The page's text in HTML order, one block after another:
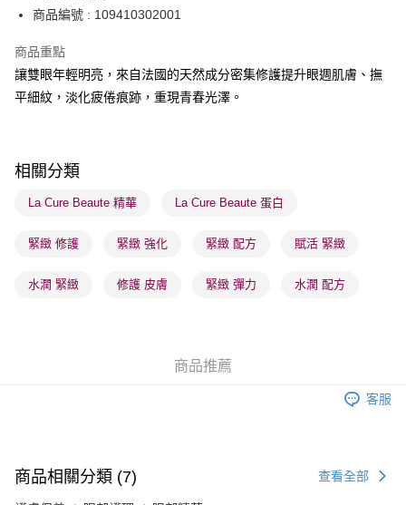
BoC Pay
送貨方式
順豐自助櫃 - 確認發貨後1-3個工作天送達
每筆HK$65.00，滿HK$300.00或以上免運費
每筆HK$65.00，滿HK$300.00或以上免運費
確認發貨後1-3 工作天送達，訂單將隨機分配至SF順豐速運或京東
每筆HK$65.00，滿HK$300.00或以上免運費
(香港門市) 只顯示可選門市。確認發貨後2-5個工作天到店，3天內
(澳門門市) 只顯示可選門市。確認發貨後2-5個工作天到店，3天內
商品編號 : 109410302001
商品重點
讓雙眼年輕明亮，來自法國的天然成分密集修護提升眼週肌膚、撫
平細紋，淡化疲倦痕跡，重現青春光澤。
相關分類
La Cure Beaute 精華 La Cure Beaute 蛋白
緊緻 修護 緊緻 強化 緊緻 配方 賦活 緊緻
水潤 緊緻 修護 皮膚 緊緻 彈力 水潤 配方
商品推薦
客服
商品相關分類 (7) 查看全部